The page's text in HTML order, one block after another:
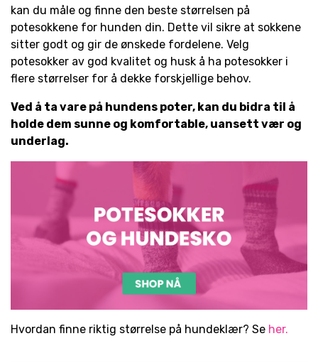
kan du måle og finne den beste størrelsen på
potesokkene for hunden din. Dette vil sikre at sokkene
sitter godt og gir de ønskede fordelene. Velg
potesokker av god kvalitet og husk å ha potesokker i
flere størrelser for å dekke forskjellige behov.
Ved å ta vare på hundens poter, kan du bidra til å
holde dem sunne og komfortable, uansett vær og
underlag.
Hvordan finne riktig størrelse på hundeklær? Se her.